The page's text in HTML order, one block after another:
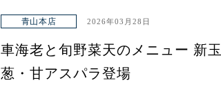
青山本店 2026年03月28日
車海老と旬野菜天のメニュー 新玉
葱・甘アスパラ登場